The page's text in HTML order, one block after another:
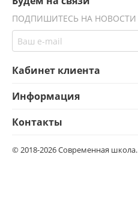
ПОДПИШИТЕСЬ НА НОВОСТИ
Кабинет клиента
Информация
Контакты
© 2018-2026 Современная школа.